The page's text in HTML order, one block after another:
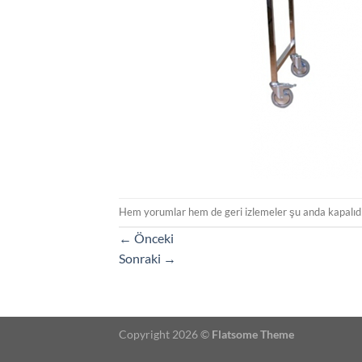
Hem yorumlar hem de geri izlemeler şu anda
← Önceki
Sonraki →
Copyright 2026 © Flatsome Theme